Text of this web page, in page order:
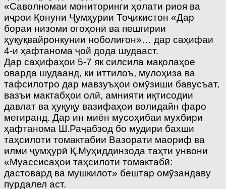
«Саволномаи мониторинги ҳолати риоя ва
иҷрои Қонуни Ҷумҳурии Тоҷикистон «Дар
бораи низоми огоҳонӣ ва пешгирии
ҳуқуқвайронкунии ноболиғон»… дар саҳифаи
4-и ҳафтанома ҷой дода шудааст.
Дар саҳифаҳои 5-7 як силсила мақолаҳое
оварда шудаанд, ки иттилоъ, мулоҳиза ва
тафсилотро дар мавзуъҳои омӯзиши бавусъат,
вазъи мактабҳои олӣ, амнияти иқтисодии
давлат ва ҳуқуқу вазифаҳои волидайн фаро
мегиранд. Дар ин миён мусоҳибаи мухбири
ҳафтанома Ш.Раҷабзод бо мудири бахши
таҳсилоти томактабии Вазорати маориф ва
илми ҷумҳурӣ Қ.Муҳиддинзода таҳти унвони
«Муассисаҳои таҳсилоти томактабӣ:
дастовард ва мушкилот» бештар омӯзандаву
пурдалел аст.